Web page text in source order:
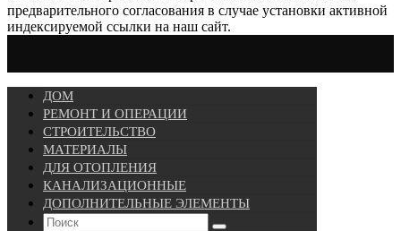
предварительного согласования в случае установки активной
индексируемой ссылки на наш сайт.
ДОМ
РЕМОНТ И ОПЕРАЦИИ
СТРОИТЕЛЬСТВО
МАТЕРИАЛЫ
ДЛЯ ОТОПЛЕНИЯ
КАНАЛИЗАЦИОННЫЕ
ДОПОЛНИТЕЛЬНЫЕ ЭЛЕМЕНТЫ